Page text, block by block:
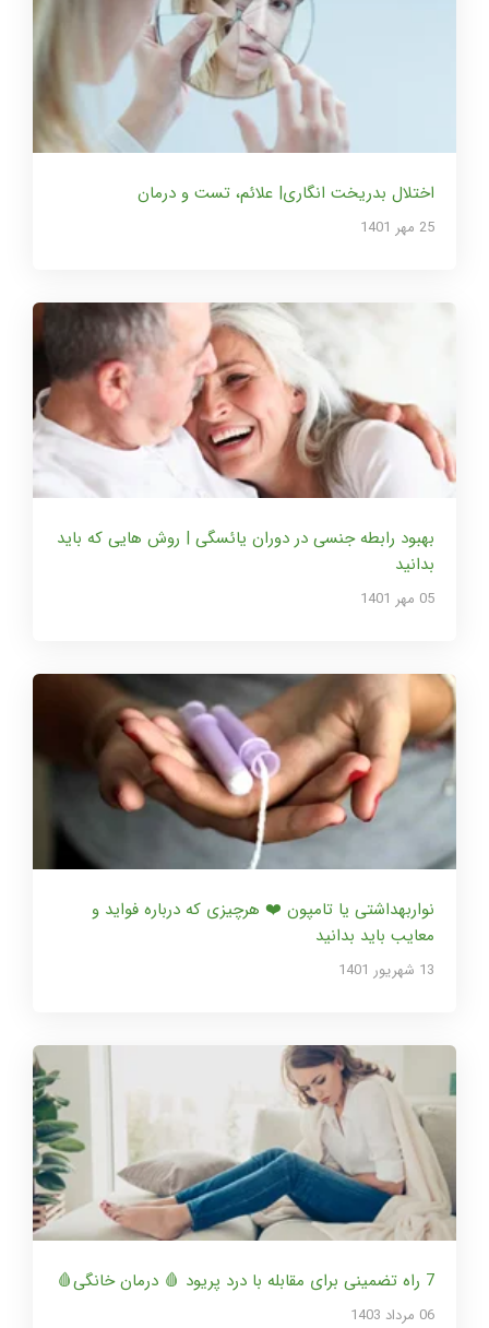
اختلال بدریخت انگاری| علائم، تست و درمان
25 مهر 1401
بهبود رابطه جنسی در دوران یائسگی | روش هایی که باید
بدانید
05 مهر 1401
نواربهداشتی یا تامپون ❤️ هرچیزی که درباره فواید و
معایب باید بدانید
13 شهریور 1401
7 راه تضمینی برای مقابله با درد پریود 🩸 درمان خانگی🩸
06 مرداد 1403